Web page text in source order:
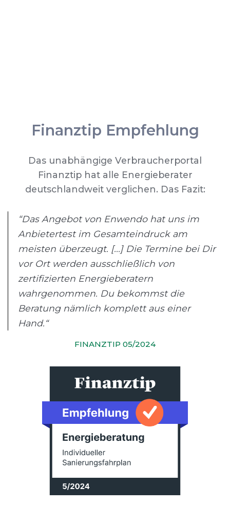
Finanztip Empfehlung
Das unabhängige Verbraucherportal
Finanztip hat alle Energieberater
deutschlandweit verglichen. Das Fazit:
“Das Angebot von Enwendo hat uns im
Anbietertest im Gesamteindruck am
meisten überzeugt. [...] Die Termine bei Dir
vor Ort werden ausschließlich von
zertifizierten Energieberatern
wahrgenommen. Du bekommst die
Beratung nämlich komplett aus einer
Hand.“
FINANZTIP 05/2024